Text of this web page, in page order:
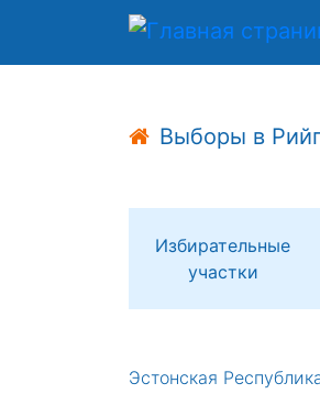
Выборы в
Избирательные
участки
Эстонская